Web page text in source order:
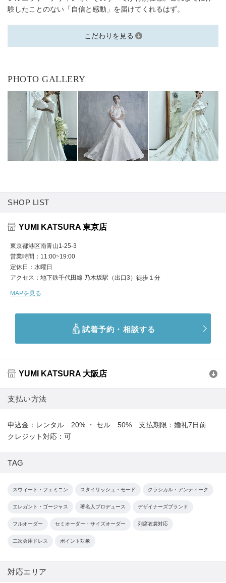
験したことのない「自信と感動」を届けてくれるはず。
こだわりを見る
PHOTO GALLERY
SHOP LIST
YUMI KATSURA 東京店
東京都港区南青山1-25-3
営業時間
11:00~19:00
定休日
水曜日
アクセス
地下鉄千代田線 乃木坂駅（出口3）徒歩１分
MAPを見る
試着予約・相談する
YUMI KATSURA 大阪店
支払い方法
申込金：レンタル 20% ・ セル 50% 支払期限：婚礼7日前
クレジット対応：可
TAG
スウィート・フェミニン スタイリッシュ・モード クラシカル・アンティーク
エレガント・ゴージャス 著名人プロデュース デザイナーズブランド
フルオーダー セミオーダー・サイズオーダー 列席衣裳対応
二次会用ドレス ポイント対象
対応エリア